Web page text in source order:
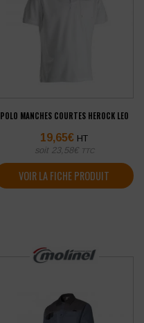
POLO MANCHES COURTES HEROCK LEO
19,65€ HT
soit 23,58€ TTC
VOIR LA FICHE PRODUIT